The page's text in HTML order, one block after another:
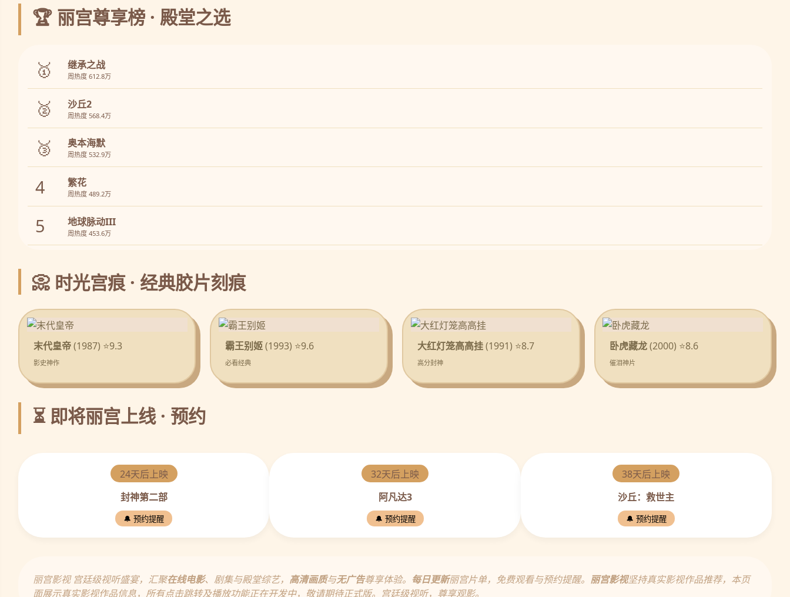
🏆 丽宫尊享榜 · 殿堂之选
🥇 继承之战
周热度 612.8万
🥈 沙丘2
周热度 568.4万
🥉 奥本海默
周热度 532.9万
4 繁花
周热度 489.2万
5 地球脉动III
周热度 453.6万
📀 时光宫痕 · 经典胶片刻痕
末代皇帝(1987) ⭐9.3
影史神作
霸王别姬(1993) ⭐9.6
必看经典
大红灯笼高高挂(1991) ⭐8.7
高分封神
卧虎藏龙(2000) ⭐8.6
催泪神片
⏳ 即将丽宫上线 · 预约
24天后上映
封神第二部
🔔 预约提醒
32天后上映
阿凡达3
🔔 预约提醒
38天后上映
沙丘：救世主
🔔 预约提醒
丽宫影视 宫廷级视听盛宴，汇聚在线电影、剧集与殿堂综艺， 高清画质与无广告尊享体验。 每日更新丽宫片单，免费观看与预约提醒。 丽宫影视坚持真实影视作品推荐，本页
面展示真实影视作品信息，所有点击跳转及播放功能正在开发中，敬请期待正式版。宫廷级视听，尊享观影。